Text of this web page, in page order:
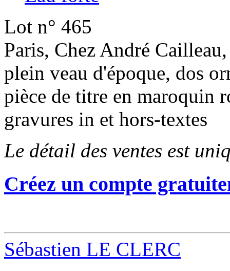
Lot n° 465
Paris, Chez André
plein veau d'époque, dos
pièce de titre en maroquin
gravures in et hors-textes
Le détail des ventes est
Créez un compte
Sébastien LE CLERC